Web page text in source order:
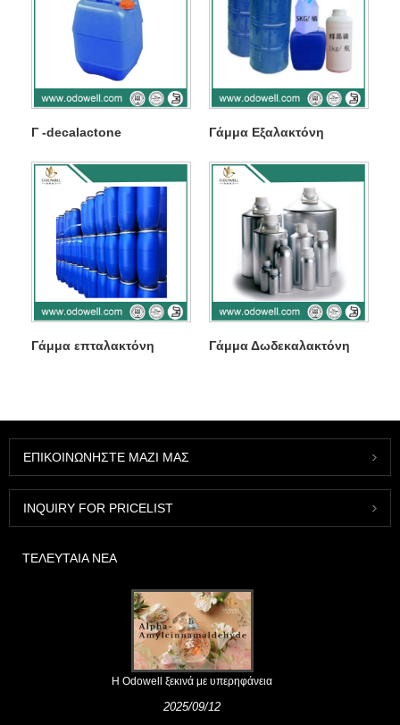
Γ -decalactone Γάμμα Εξαλακτόνη
Γάμμα επταλακτόνη Γάμμα Δωδεκαλακτόνη
ΕΠΙΚΟΙΝΩΝΉΣΤΕ ΜΑΖΊ ΜΑΣ
INQUIRY FOR PRICELIST
ΤΕΛΕΥΤΑΊΑ ΝΈΑ
Η Odowell ξεκινά με υπερηφάνεια
2025/09/12